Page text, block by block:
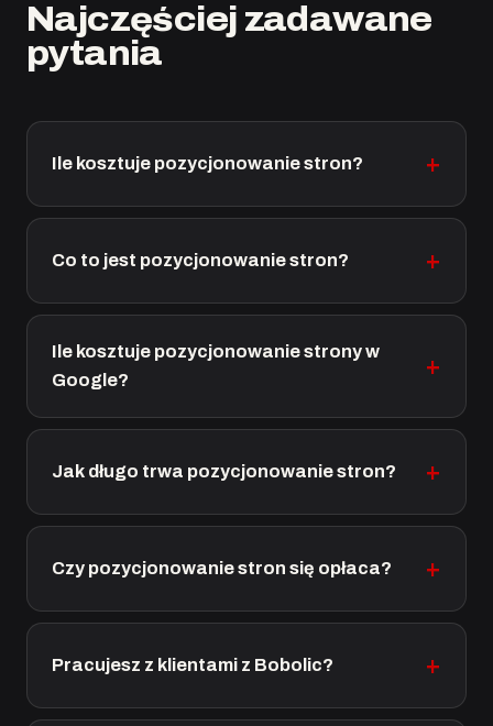
Najczęściej zadawane
pytania
Ile kosztuje pozycjonowanie stron?
Co to jest pozycjonowanie stron?
Ile kosztuje pozycjonowanie strony w
Google?
Jak długo trwa pozycjonowanie stron?
Czy pozycjonowanie stron się opłaca?
Pracujesz z klientami z Bobolic?